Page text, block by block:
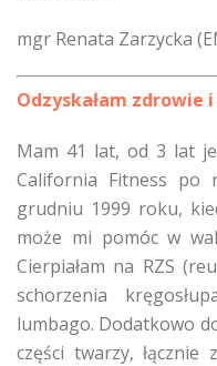
mgr Renata Zarzycka
Odzyskałam zdrowie
Mam 41 lat, od 3 lat
California Fitness po
grudniu 1999 roku,
może mi pomóc w
Cierpiałam na RZS
schorzenia
lumbago. Dodatkowo
części twarzy,